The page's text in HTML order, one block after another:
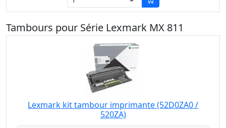
Tambours pour Série Lexmark MX 811
Lexmark kit tambour imprimante (52D0ZA0 /
520ZA)